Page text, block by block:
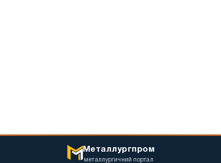
Металлургпром
металлургичний портал